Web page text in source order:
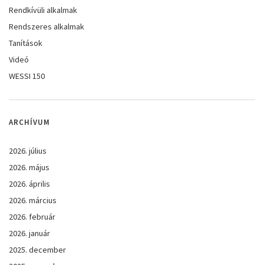
Rendkívüli alkalmak
Rendszeres alkalmak
Tanítások
Videó
WESSI 150
ARCHÍVUM
2026. július
2026. május
2026. április
2026. március
2026. február
2026. január
2025. december